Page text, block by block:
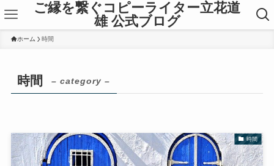
ご縁を繋ぐコピーライター立花道
雄 公式ブログ
ホーム 時間
時間 – category –
時間